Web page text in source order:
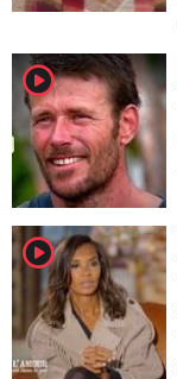
player2
player2